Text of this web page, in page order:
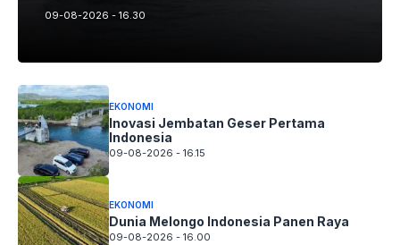
09-08-2026 - 16.30
EKONOMI
Inovasi Jembatan Geser Pertama
Indonesia
09-08-2026 - 16.15
EKONOMI
Dunia Melongo Indonesia Panen Raya
09-08-2026 - 16.00